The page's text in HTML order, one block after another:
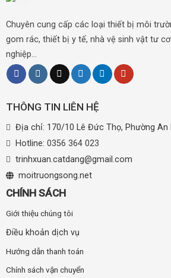
Chuyên cung cấp các loại thiết bị môi
gom rác, thiết bị y tế, nhà vệ sinh vật tư
nghiệp...
THÔNG TIN LIÊN HỆ
Địa chỉ: 170/10 Lê Đức Thọ, Phường An
Hotline: 0356 364 023
trinhxuan.catdang@gmail.com
moitruongsong.net
CHÍNH SÁCH
Giới thiệu chúng tôi
Điều khoản dịch vụ
Hướng dẫn thanh toán
Chính sách vận chuyển